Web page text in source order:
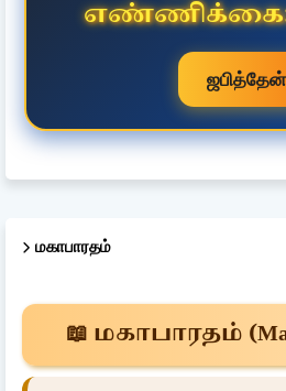
ஜபித்தேன்
மகாபாரதம்
📖 மகாபாரதம்